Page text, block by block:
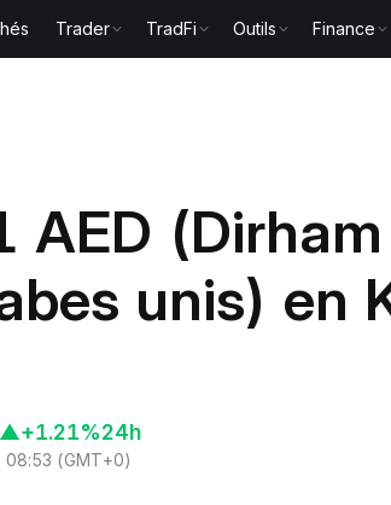
Trader TradFi Outils Finance
AED
unis) en
▲+1.21%24h
(GMT+0)